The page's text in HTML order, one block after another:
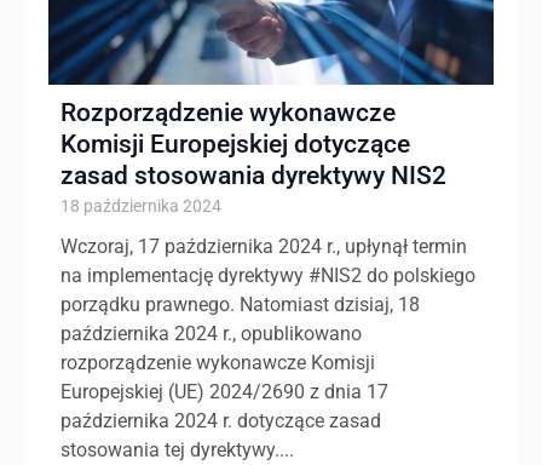
Rozporządzenie wykonawcze
Komisji Europejskiej dotyczące
zasad stosowania dyrektywy NIS2
18 października 2024
Wczoraj, 17 października 2024 r., upłynął termin
na implementację dyrektywy #NIS2 do polskiego
porządku prawnego. Natomiast dzisiaj, 18
października 2024 r., opublikowano
rozporządzenie wykonawcze Komisji
Europejskiej (UE) 2024/2690 z dnia 17
października 2024 r. dotyczące zasad
stosowania tej dyrektywy....